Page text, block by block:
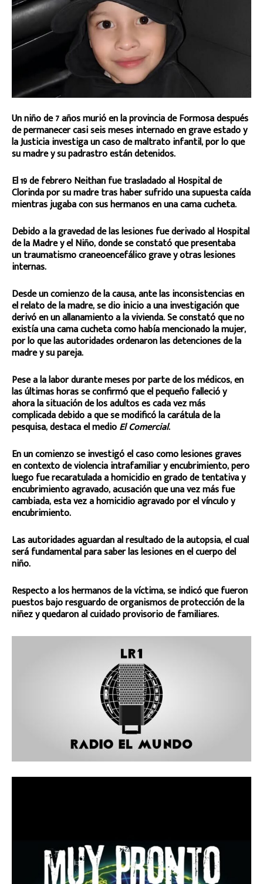
Un niño de 7 años murió en la provincia de Formosa después
de permanecer casi seis meses internado en grave estado y
la Justicia investiga un caso de maltrato infantil, por lo que
su madre y su padrastro están detenidos.
El 19 de febrero Neithan fue trasladado al Hospital de
Clorinda por su madre tras haber sufrido una supuesta caída
mientras jugaba con sus hermanos en una cama cucheta.
Debido a la gravedad de las lesiones fue derivado al Hospital
de la Madre y el Niño, donde se constató que presentaba
un traumatismo craneoencefálico grave y otras lesiones
internas.
Desde un comienzo de la causa, ante las inconsistencias en
el relato de la madre, se dio inicio a una investigación que
derivó en un allanamiento a la vivienda. Se constató que no
existía una cama cucheta como había mencionado la mujer,
por lo que las autoridades ordenaron las detenciones de la
madre y su pareja.
Pese a la labor durante meses por parte de los médicos, en
las últimas horas se confirmó que el pequeño falleció y
ahora la situación de los adultos es cada vez más
complicada debido a que se modificó la carátula de la
pesquisa, destaca el medioEl Comercial.
En un comienzo se investigó el caso como lesiones graves
en contexto de violencia intrafamiliar y encubrimiento, pero
luego fue recaratulada a homicidio en grado de tentativa y
encubrimiento agravado, acusación que una vez más fue
cambiada, esta vez a homicidio agravado por el vínculo y
encubrimiento.
Las autoridades aguardan al resultado de la autopsia, el cual
será fundamental para saber las lesiones en el cuerpo del
niño.
Respecto a los hermanos de la víctima, se indicó que fueron
puestos bajo resguardo de organismos de protección de la
niñez y quedaron al cuidado provisorio de familiares.